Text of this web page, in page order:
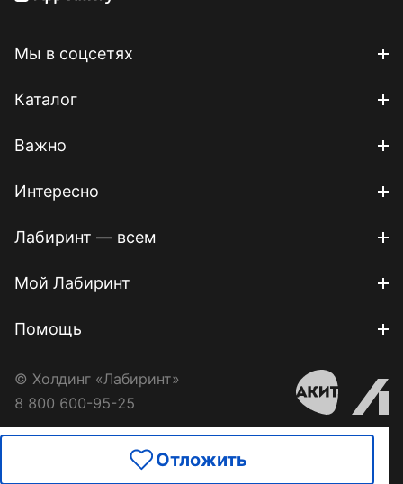
Отложить
Мы в соцсетях
Каталог
Важно
Интересно
Лабиринт — всем
Мой Лабиринт
Помощь
© Холдинг «Лабиринт»
8 800 600-95-25